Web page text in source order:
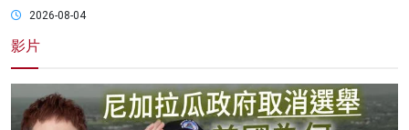
2026-08-04
影片